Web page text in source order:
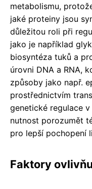
metabolismu,
jaké proteiny jsou
důležitou roli při
jako je například
biosyntéza tuků a
úrovni DNA a RNA,
způsoby jako např.
prostřednictvím
genetické regulace
nutnost porozumět
pro lepší pochopení
Faktory